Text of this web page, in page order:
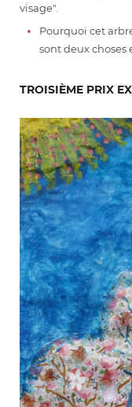
visage".
Pourquoi cet
sont deux choses
TROISIÈME PRIX